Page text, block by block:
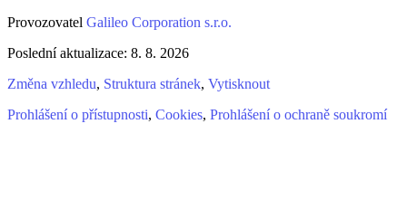
Provozovatel Galileo Corporation s.r.o.
Poslední aktualizace: 8. 8. 2026
Změna vzhledu, Struktura stránek, Vytisknout
Prohlášení o přístupnosti, Cookies, Prohlášení o ochraně soukromí